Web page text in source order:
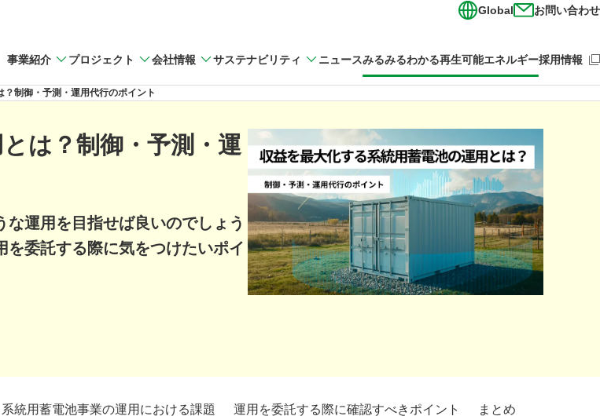
Global お問い合わせ
事業紹介 プロジェクト 会社情報 サステナビリティ ニュースみるみるわかる再生可能エネルギー採用情報
（新
制御・予測・運用代行のポイント
は？制御・予測・運
運用を目指せば良いのでしょう
委託する際に気をつけたいポイ
系統用蓄電池事業の運用における課題 運用を委託する際に確認すべきポイント
まとめ